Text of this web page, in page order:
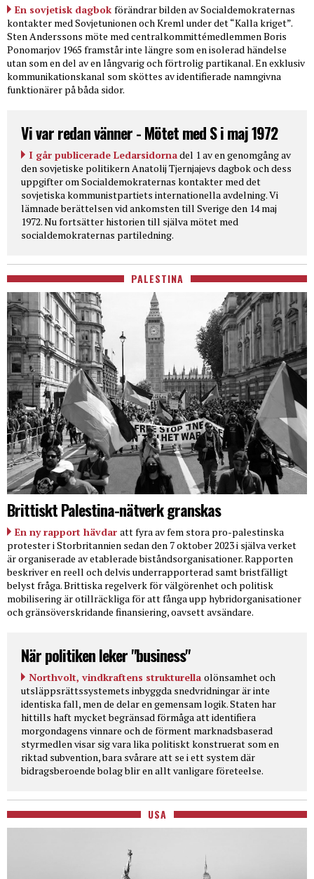
En sovjetisk dagbok förändrar bilden av Socialdemokraternas
kontakter med Sovjetunionen och Kreml under det “Kalla kriget”.
Sten Anderssons möte med centralkommittémedlemmen Boris
Ponomarjov 1965 framstår inte längre som en isolerad händelse
utan som en del av en långvarig och förtrolig partikanal. En exklusiv
kommunikationskanal som sköttes av identifierade namngivna
funktionärer på båda sidor.
Vi var redan vänner - Mötet med S i maj 1972
I går publicerade Ledarsidornadel 1 av en genomgång av
den sovjetiske politikern Anatolij Tjernjajevs dagbok och dess
uppgifter om Socialdemokraternas kontakter med det
sovjetiska kommunistpartiets internationella avdelning. Vi
lämnade berättelsen vid ankomsten till Sverige den 14 maj
1972. Nu fortsätter historien till själva mötet med
socialdemokraternas partiledning.
PALESTINA
Brittiskt Palestina-nätverk granskas
En ny rapport hävdar att fyra av fem stora pro-palestinska
protester i Storbritannien sedan den 7 oktober 2023 i själva verket
är organiserade av etablerade biståndsorganisationer. Rapporten
beskriver en reell och delvis underrapporterad samt bristfälligt
belyst fråga. Brittiska regelverk för välgörenhet och politisk
mobilisering är otillräckliga för att fånga upp hybridorganisationer
och gränsöverskridande finansiering, oavsett avsändare.
När politiken leker "business"
Northvolt, vindkraftens strukturella olönsamhet och
utsläppsrättssystemets inbyggda snedvridningar är inte
identiska fall, men de delar en gemensam logik. Staten har
hittills haft mycket begränsad förmåga att identifiera
morgondagens vinnare och de förment marknadsbaserad
styrmedlen visar sig vara lika politiskt konstruerat som en
riktad subvention, bara svårare att se i ett system där
bidragsberoende bolag blir en allt vanligare företeelse.
USA